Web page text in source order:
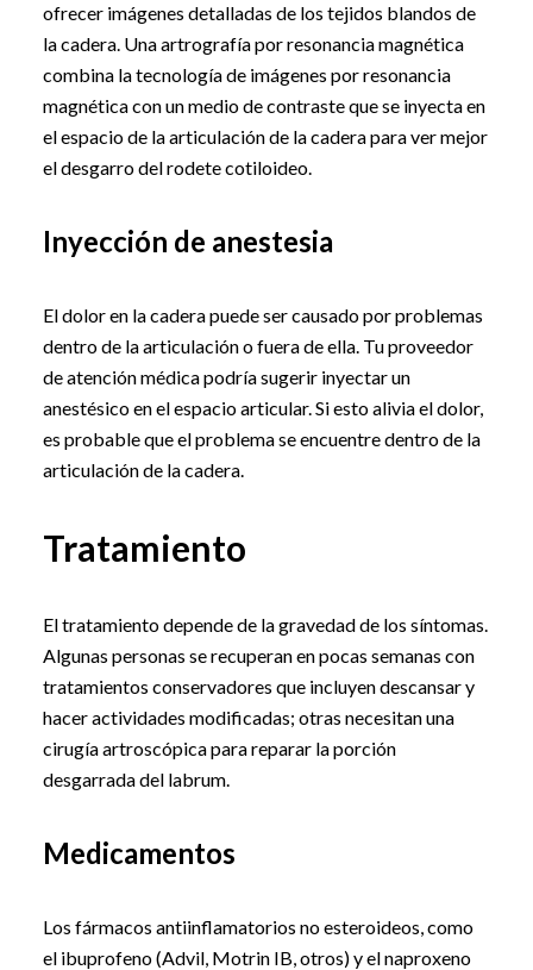
ofrecer imágenes detalladas de los tejidos blandos de
la cadera. Una artrografía por resonancia magnética
combina la tecnología de imágenes por resonancia
magnética con un medio de contraste que se inyecta en
el espacio de la articulación de la cadera para ver mejor
el desgarro del rodete cotiloideo.
Inyección de anestesia
El dolor en la cadera puede ser causado por problemas
dentro de la articulación o fuera de ella. Tu proveedor
de atención médica podría sugerir inyectar un
anestésico en el espacio articular. Si esto alivia el dolor,
es probable que el problema se encuentre dentro de la
articulación de la cadera.
Tratamiento
El tratamiento depende de la gravedad de los síntomas.
Algunas personas se recuperan en pocas semanas con
tratamientos conservadores que incluyen descansar y
hacer actividades modificadas; otras necesitan una
cirugía artroscópica para reparar la porción
desgarrada del labrum.
Medicamentos
Los fármacos antiinflamatorios no esteroideos, como
el ibuprofeno (Advil, Motrin IB, otros) y el naproxeno